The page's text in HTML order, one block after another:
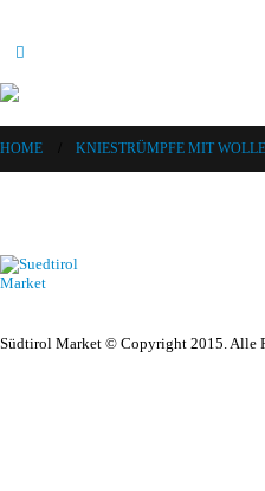
HOME KNIESTRÜMPFE MIT WOLLE
Südtirol Market © Copyright 2015. Alle